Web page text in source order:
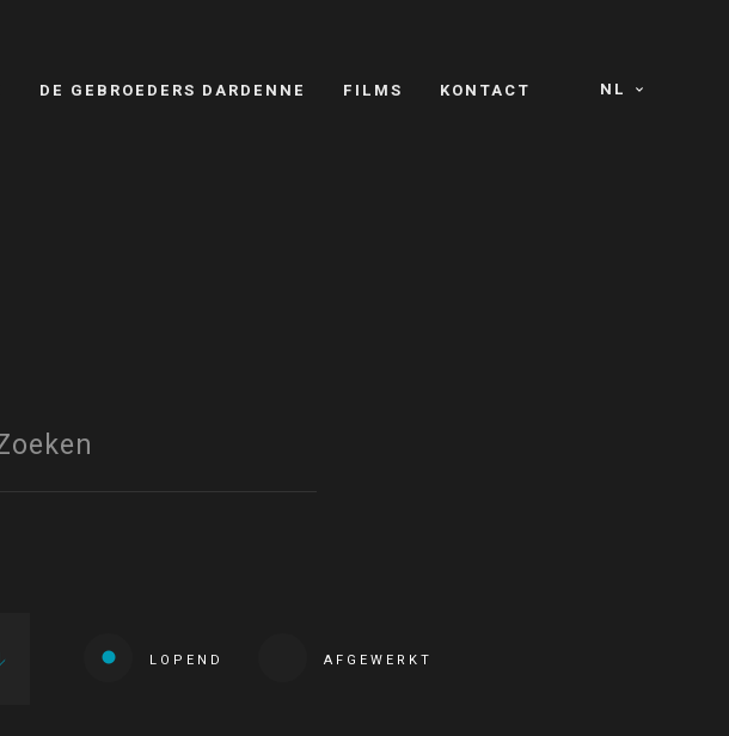
NL
DE GEBROEDERS DARDENNE FILMS KONTACT
LOPEND AFGEWERKT